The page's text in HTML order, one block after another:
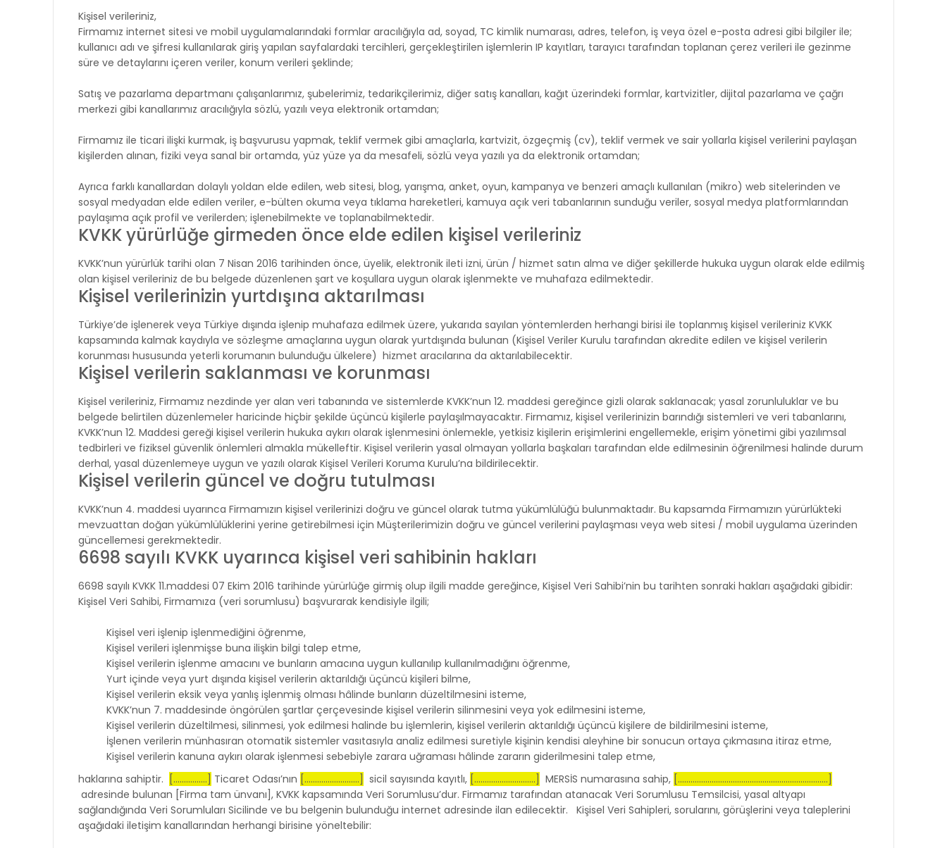
Kişisel verileriniz,
Firmamız internet sitesi ve mobil uygulamalarındaki formlar aracılığıyla ad, soyad, TC kimlik numarası, adres, telefon, iş veya özel e-posta adresi gibi bilgiler ile;
kullanıcı adı ve şifresi kullanılarak giriş yapılan sayfalardaki tercihleri, gerçekleştirilen işlemlerin IP kayıtları, tarayıcı tarafından toplanan çerez verileri ile gezinme
süre ve detaylarını içeren veriler, konum verileri şeklinde;
Satış ve pazarlama departmanı çalışanlarımız, şubelerimiz, tedarikçilerimiz, diğer satış kanalları, kağıt üzerindeki formlar, kartvizitler, dijital pazarlama ve çağrı
merkezi gibi kanallarımız aracılığıyla sözlü, yazılı veya elektronik ortamdan;
Firmamız ile ticari ilişki kurmak, iş başvurusu yapmak, teklif vermek gibi amaçlarla, kartvizit, özgeçmiş (cv), teklif vermek ve sair yollarla kişisel verilerini paylaşan
kişilerden alınan, fiziki veya sanal bir ortamda, yüz yüze ya da mesafeli, sözlü veya yazılı ya da elektronik ortamdan;
Ayrıca farklı kanallardan dolaylı yoldan elde edilen, web sitesi, blog, yarışma, anket, oyun, kampanya ve benzeri amaçlı kullanılan (mikro) web sitelerinden ve
sosyal medyadan elde edilen veriler, e-bülten okuma veya tıklama hareketleri, kamuya açık veri tabanlarının sunduğu veriler, sosyal medya platformlarından
paylaşıma açık profil ve verilerden; işlenebilmekte ve toplanabilmektedir.
KVKK yürürlüğe girmeden önce elde edilen kişisel verileriniz
KVKK’nun yürürlük tarihi olan 7 Nisan 2016 tarihinden önce, üyelik, elektronik ileti izni, ürün / hizmet satın alma ve diğer şekillerde hukuka uygun olarak elde edilmiş
olan kişisel verileriniz de bu belgede düzenlenen şart ve koşullara uygun olarak işlenmekte ve muhafaza edilmektedir.
Kişisel verilerinizin yurtdışına aktarılması
Türkiye’de işlenerek veya Türkiye dışında işlenip muhafaza edilmek üzere, yukarıda sayılan yöntemlerden herhangi birisi ile toplanmış kişisel verileriniz KVKK
kapsamında kalmak kaydıyla ve sözleşme amaçlarına uygun olarak yurtdışında bulunan (Kişisel Veriler Kurulu tarafından akredite edilen ve kişisel verilerin
korunması hususunda yeterli korumanın bulunduğu ülkelere) hizmet aracılarına da aktarılabilecektir.
Kişisel verilerin saklanması ve korunması
Kişisel verileriniz, Firmamız nezdinde yer alan veri tabanında ve sistemlerde KVKK’nun 12. maddesi gereğince gizli olarak saklanacak; yasal zorunluluklar ve bu
belgede belirtilen düzenlemeler haricinde hiçbir şekilde üçüncü kişilerle paylaşılmayacaktır. Firmamız, kişisel verilerinizin barındığı sistemleri ve veri tabanlarını,
KVKK’nun 12. Maddesi gereği kişisel verilerin hukuka aykırı olarak işlenmesini önlemekle, yetkisiz kişilerin erişimlerini engellemekle, erişim yönetimi gibi yazılımsal
tedbirleri ve fiziksel güvenlik önlemleri almakla mükelleftir. Kişisel verilerin yasal olmayan yollarla başkaları tarafından elde edilmesinin öğrenilmesi halinde durum
derhal, yasal düzenlemeye uygun ve yazılı olarak Kişisel Verileri Koruma Kurulu’na bildirilecektir.
Kişisel verilerin güncel ve doğru tutulması
KVKK’nun 4. maddesi uyarınca Firmamızın kişisel verilerinizi doğru ve güncel olarak tutma yükümlülüğü bulunmaktadır. Bu kapsamda Firmamızın yürürlükteki
mevzuattan doğan yükümlülüklerini yerine getirebilmesi için Müşterilerimizin doğru ve güncel verilerini paylaşması veya web sitesi / mobil uygulama üzerinden
güncellemesi gerekmektedir.
6698 sayılı KVKK uyarınca kişisel veri sahibinin hakları
6698 sayılı KVKK 11.maddesi 07 Ekim 2016 tarihinde yürürlüğe girmiş olup ilgili madde gereğince, Kişisel Veri Sahibi’nin bu tarihten sonraki hakları aşağıdaki gibidir:
Kişisel Veri Sahibi, Firmamıza (veri sorumlusu) başvurarak kendisiyle ilgili;
Kişisel veri işlenip işlenmediğini öğrenme,
Kişisel verileri işlenmişse buna ilişkin bilgi talep etme,
Kişisel verilerin işlenme amacını ve bunların amacına uygun kullanılıp kullanılmadığını öğrenme,
Yurt içinde veya yurt dışında kişisel verilerin aktarıldığı üçüncü kişileri bilme,
Kişisel verilerin eksik veya yanlış işlenmiş olması hâlinde bunların düzeltilmesini isteme,
KVKK’nun 7. maddesinde öngörülen şartlar çerçevesinde kişisel verilerin silinmesini veya yok edilmesini isteme,
Kişisel verilerin düzeltilmesi, silinmesi, yok edilmesi halinde bu işlemlerin, kişisel verilerin aktarıldığı üçüncü kişilere de bildirilmesini isteme,
İşlenen verilerin münhasıran otomatik sistemler vasıtasıyla analiz edilmesi suretiyle kişinin kendisi aleyhine bir sonucun ortaya çıkmasına itiraz etme,
Kişisel verilerin kanuna aykırı olarak işlenmesi sebebiyle zarara uğraması hâlinde zararın giderilmesini talep etme,
haklarına sahiptir.
[................] Ticaret Odası’nın [..........................] sicil sayısında kayıtlı, [.............................] MERSİS numarasına sahip, [.......................................................................]
adresinde bulunan [Firma tam ünvanı], KVKK kapsamında Veri Sorumlusu’dur. Firmamız tarafından atanacak Veri Sorumlusu Temsilcisi, yasal altyapı
sağlandığında Veri Sorumluları Sicilinde ve bu belgenin bulunduğu internet adresinde ilan edilecektir. Kişisel Veri Sahipleri, sorularını, görüşlerini veya taleplerini
aşağıdaki iletişim kanallarından herhangi birisine yöneltebilir: